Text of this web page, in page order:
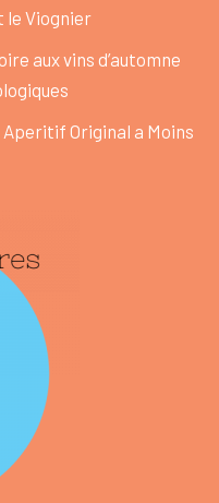
le Viognier
aux vins d’automne
Original a Moins